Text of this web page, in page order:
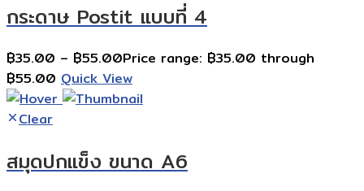
กระดาษ Postit แบบที่ 4
฿35.00 – ฿55.00Price range: ฿35.00 through
฿55.00 Quick View
Clear
สมุดปกแข็ง ขนาด A6